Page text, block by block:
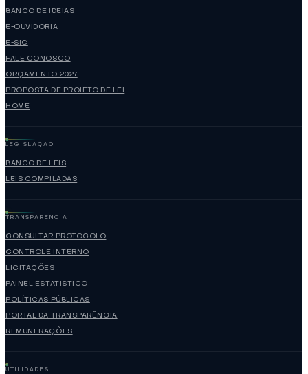
BANCO DE IDEIAS
E-OUVIDORIA
E-SIC
FALE CONOSCO
ORÇAMENTO 2027
PROPOSTA DE PROJETO DE LEI
HOME
LEGISLAÇÃO
BANCO DE LEIS
LEIS COMPILADAS
TRANSPARÊNCIA
CONSULTAR PROTOCOLO
CONTROLE INTERNO
LICITAÇÕES
PAINEL ESTATÍSTICO
POLÍTICAS PÚBLICAS
PORTAL DA TRANSPARÊNCIA
REMUNERAÇÕES
UTILIDADES